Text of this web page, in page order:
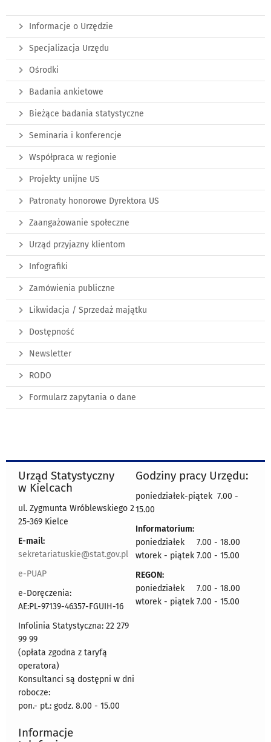
Informacje o Urzędzie
Specjalizacja Urzędu
Ośrodki
Badania ankietowe
Bieżące badania statystyczne
Seminaria i konferencje
Współpraca w regionie
Projekty unijne US
Patronaty honorowe Dyrektora US
Zaangażowanie społeczne
Urząd przyjazny klientom
Infografiki
Zamówienia publiczne
Likwidacja / Sprzedaż majątku
Dostępność
Newsletter
RODO
Formularz zapytania o dane
Urząd Statystyczny
w Kielcach
ul. Zygmunta Wróblewskiego 2
25-369 Kielce
E-mail:
sekretariatuskie@stat.gov.pl
e-PUAP
e-Doręczenia:
AE:PL-97139-46357-FGUIH-16
Infolinia Statystyczna: 22 279
99 99
(opłata zgodna z taryfą
operatora)
Konsultanci są dostępni w dni
robocze:
pon.- pt.: godz. 8.00 - 15.00
Godziny pracy Urzędu:
poniedziałek-piątek 7.00 -
15.00
Informatorium:
poniedziałek 7.00 - 18.00
wtorek - piątek 7.00 - 15.00
REGON:
poniedziałek 7.00 - 18.00
wtorek - piątek 7.00 - 15.00
Informacje